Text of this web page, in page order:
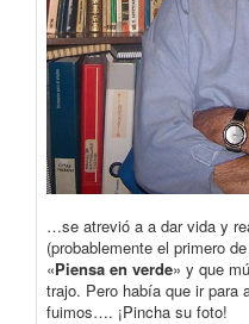
…se atrevió a a dar vida y
(probablemente el primero
«Piensa en verde» y que
trajo. Pero había que ir para
fuimos…. ¡Pincha su foto!